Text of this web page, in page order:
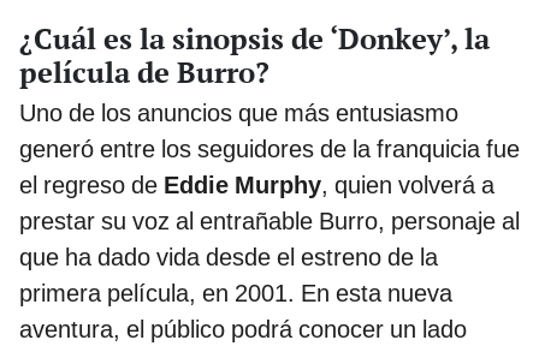
¿Cuál es la sinopsis de ‘Donkey’, la
película de Burro?
Uno de los anuncios que más entusiasmo
generó entre los seguidores de la franquicia fue
el regreso de Eddie Murphy, quien volverá a
prestar su voz al entrañable Burro, personaje al
que ha dado vida desde el estreno de la
primera película, en 2001. En esta nueva
aventura, el público podrá conocer un lado